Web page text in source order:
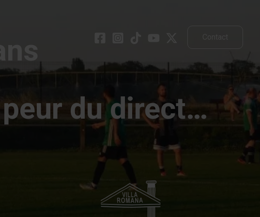
du direct…